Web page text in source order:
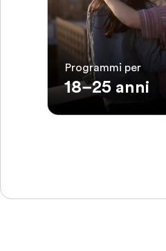
Programmi per
18–25 anni